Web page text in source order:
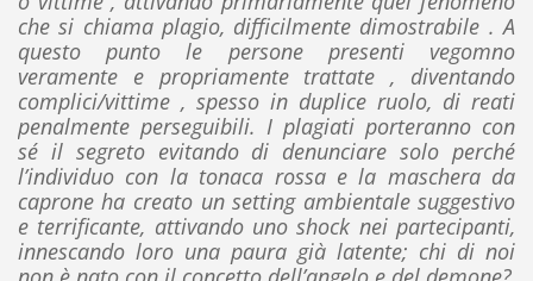
che si chiama plagio, difficilmente dimostrabile . A
questo punto le persone presenti vegomno
veramente e propriamente trattate , diventando
complici/vittime , spesso in duplice ruolo, di reati
penalmente perseguibili. I plagiati porteranno con
sé il segreto evitando di denunciare solo perché
l’individuo con la tonaca rossa e la maschera da
caprone ha creato un setting ambientale suggestivo
e terrificante, attivando uno shock nei partecipanti,
innescando loro una paura già latente; chi di noi